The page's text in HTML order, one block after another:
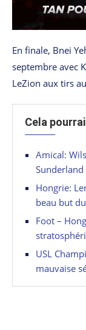
En finale, Bnei
septembre avec
LeZion aux tirs
Cela
Amical:
Sunderland
Hongrie:
beau but
Foot –
USL
mauvaise